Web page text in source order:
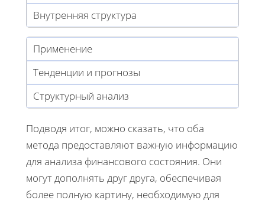
Внутренняя структура
Применение
Тенденции и прогнозы
Структурный анализ
Подводя итог, можно сказать, что оба
метода предоставляют важную информацию
для анализа финансового состояния. Они
могут дополнять друг друга, обеспечивая
более полную картину, необходимую для